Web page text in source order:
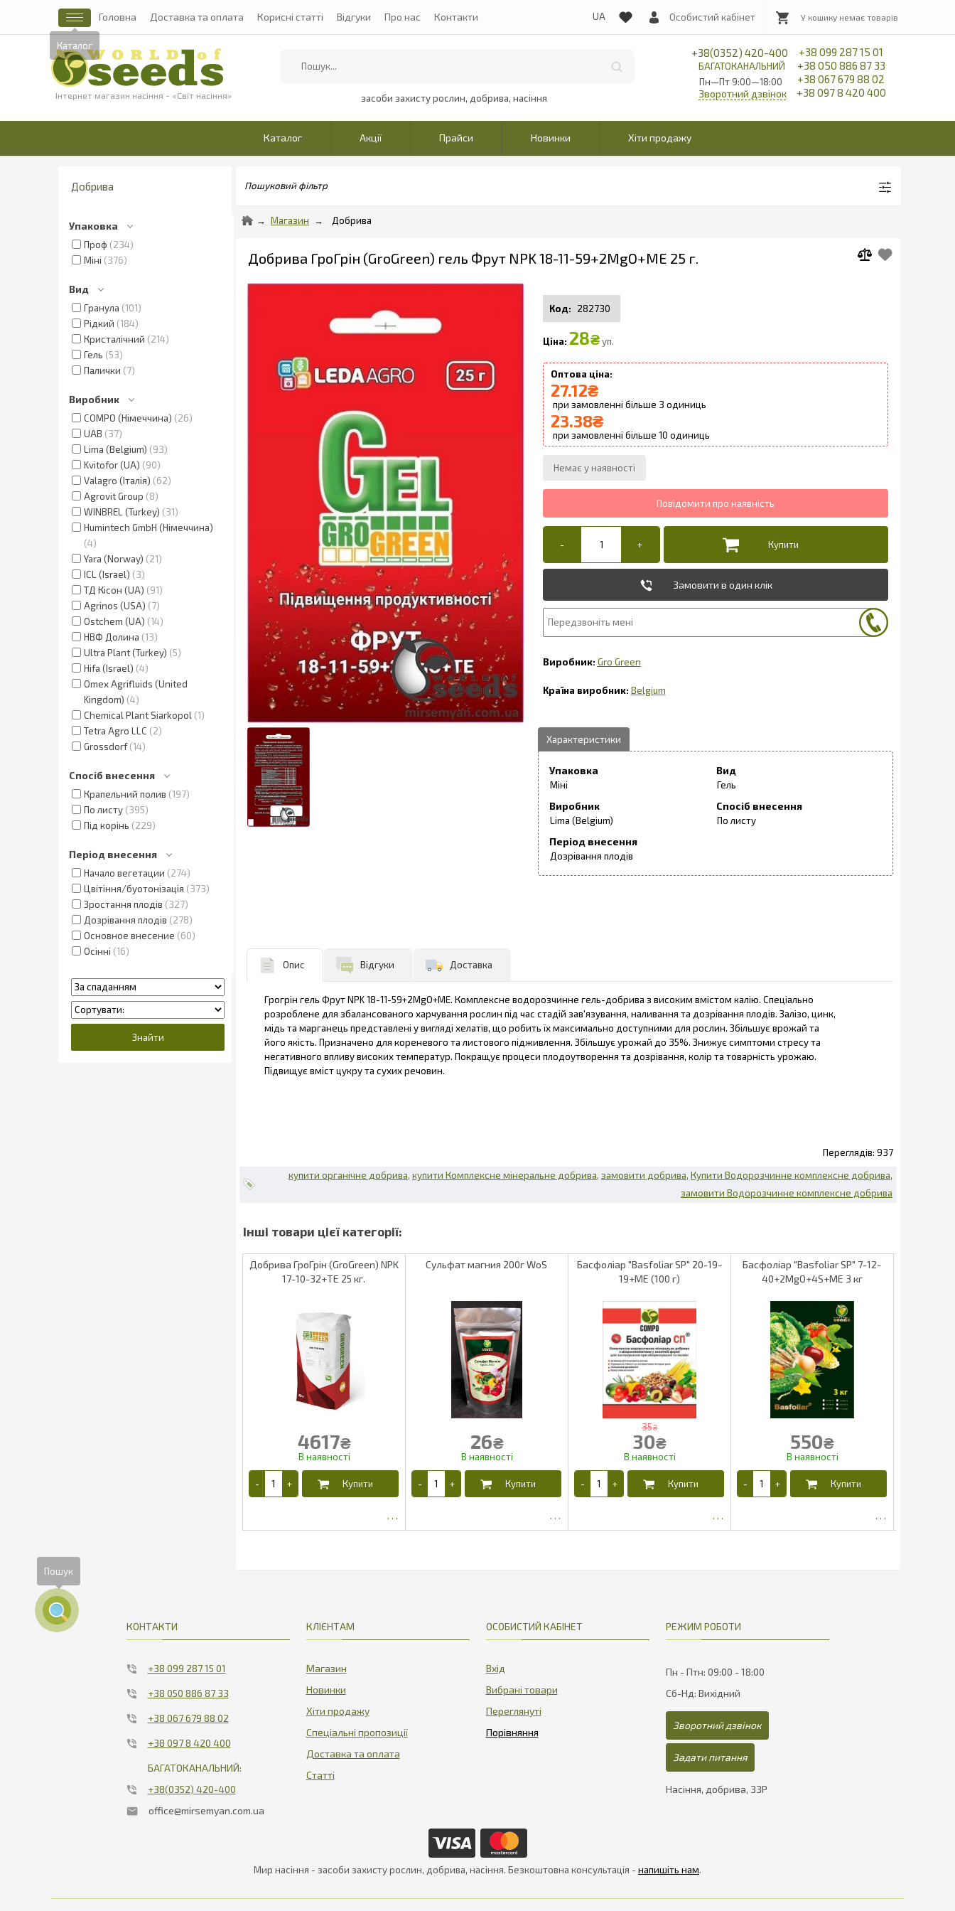
Головна Доставка та оплата Корисні статті Відгуки Про нас Контакти Особистий кабінет
Інтернет магазин насіння - «Світ насіння» засоби захисту рослин, добрива, насіння
+38(0352) 420-400
БАГАТОКАНАЛЬНИЙ
Пн—Пт 9:00—18:00
+38 099 287 15 01
+38 050 886 87 33
+38 067 679 88 02
+38 097 8 420 400
Зворотний дзвінок
Каталог Акції Прайси Новинки Хіти продажу
Добрива
Упаковка
Проф
234
Міні
376
Вид
Гранула 101
Рідкий 184
Кристалічний
214
Гель
53
Палички
7
Виробник
COMPO (Німеччина)
26
UAB
37
Lima (Belgium)
93
Kvitofor (UA)
90
Valagro (Італія)
62
Agrovit Group
8
WINBREL (Turkey)
31
Humintech GmbH (Німеччина)
4
Yara (Norway)
21
ICL (Israel)
3
ТД Кісон (UA)
91
Agrinos (USA)
7
Ostchem (UA) 14
НВФ Долина 13
Ultra Plant (Turkey)
5
Hifa (Israel) 4
Omex Agrifluids (United
Kingdom) 4
Chemical Plant Siarkopol 1
Tetra Agro LLC
2
Grossdorf 14
Спосіб внесення
Крапельний полив 197
По листу 395
Під корінь
229
Період внесення
Начало вегетации
274
Цвітіння/буотонізація
373
Зростання плодів
327
Дозрівання плодів
278
Основное внесение
60
Осінні 16
Пошуковий фільтр
Магазин Добрива
Добрива ГроГрін (GroGreen) гель Фрут NPK 18-11-59+2МgO+МЕ 25 г.
282730
28₴ уп.
27.12₴
3
23.38₴
10
Замовити в один клік
Gro Green
Belgium
Упаковка
Міні
Вид
Гель
Виробник
Lima (Belgium)
Спосіб внесення
По листу
Період внесення
Дозрівання плодів
Опис Відгуки Доставка
Грогрін гель Фрут NPK 18-11-59+2МgO+МЕ. Комплексне водорозчинне гель-добрива з високим вмістом калію. Спеціально
розроблене для збалансованого харчування рослин під час стадій зав'язування, наливання та дозрівання плодів. Залізо, цинк,
мідь та марганець представлені у вигляді хелатів, що робить їх максимально доступними для рослин. Збільшує врожай та
його якість. Призначено для кореневого та листового підживлення. Збільшує урожай до 35%. Знижує симптоми стресу та
негативного впливу високих температур. Покращує процеси плодоутворення та дозрівання, колір та товарність урожаю.
Підвищує вміст цукру та сухих речовин.
937
купити органічне добрива купити Комплексне мінеральне добрива замовити добрива Купити Водорозчинне комплексне добрива
замовити Водорозчинне комплексне добрива
Добрива ГроГрін (GroGreen) NPK
17-10-32+ТЕ 25 кг.
4617₴
Сульфат магния 200г WoS
26₴
Басфоліар "Basfoliar SP" 20-19-
19+ME (100 г)
35₴
30₴
Басфоліар "Basfoliar SP" 7-12-
40+2MgO+4S+ME 3 кг
550₴
КОНТАКТИ
+38 099 287 15 01
+38 050 886 87 33
+38 067 679 88 02
+38 097 8 420 400
БАГАТОКАНАЛЬНИЙ:
+38(0352) 420-400
office@mirsemyan.com.ua
КЛІЄНТАМ
Магазин
Новинки
Хіти продажу
Спеціальні пропозиції
Доставка та оплата
Статті
ОСОБИСТИЙ КАБІНЕТ
Вхід
Вибрані товари
Переглянуті
РЕЖИМ РОБОТИ
Пн - Птн: 09:00 - 18:00
Сб-Нд: Вихідний
Зворотний дзвінок
Задати питання
Насіння, добрива, ЗЗР
Мир насіння - засоби захисту рослин, добрива, насіння. Безкоштовна консультація - напишіть нам.